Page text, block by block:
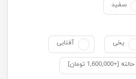
سفید
یخی آفتابی